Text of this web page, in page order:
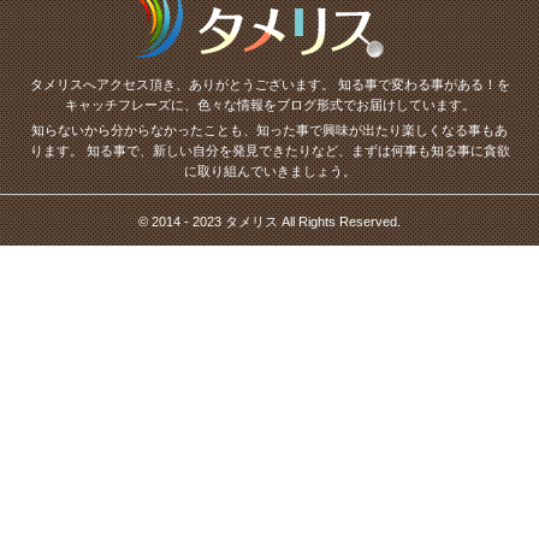
タメリスへアクセス頂き、ありがとうございます。知る事で変わる事がある！を
キャッチフレーズに、色々な情報をブログ形式でお届けしています。
知らないから分からなかったことも、知った事で興味が出たり楽しくなる事もあ
ります。知る事で、新しい自分を発見できたりなど、まずは何事も知る事に貪欲
に取り組んでいきましょう。
© 2014 - 2023 タメリス All Rights Reserved.